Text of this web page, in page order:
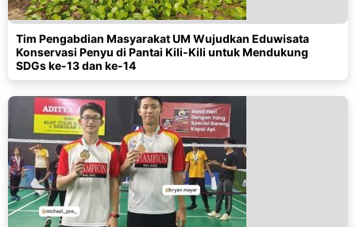
Tim Pengabdian Masyarakat UM Wujudkan Eduwisata
Konservasi Penyu di Pantai Kili-Kili untuk Mendukung
SDGs ke-13 dan ke-14